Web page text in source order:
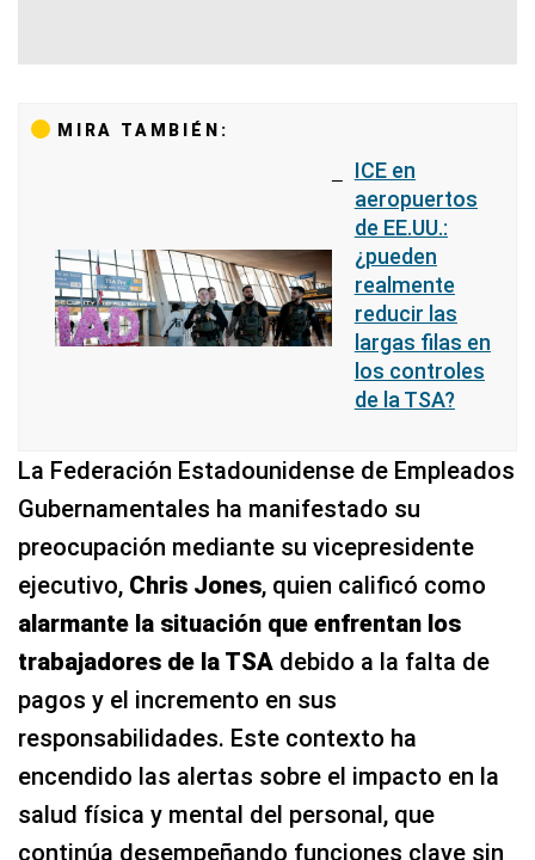
MIRA TAMBIÉN:
ICE en
aeropuertos
de EE.UU.:
¿pueden
realmente
reducir las
largas filas en
los controles
de la TSA?
La Federación Estadounidense de Empleados
Gubernamentales ha manifestado su
preocupación mediante su vicepresidente
ejecutivo, Chris Jones, quien calificó como
alarmante la situación que enfrentan los
trabajadores de la TSA debido a la falta de
pagos y el incremento en sus
responsabilidades. Este contexto ha
encendido las alertas sobre el impacto en la
salud física y mental del personal, que
continúa desempeñando funciones clave sin